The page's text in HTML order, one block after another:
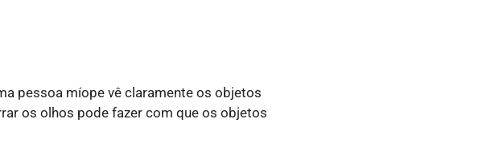
pessoa míope vê claramente os objetos
os olhos pode fazer com que os objetos